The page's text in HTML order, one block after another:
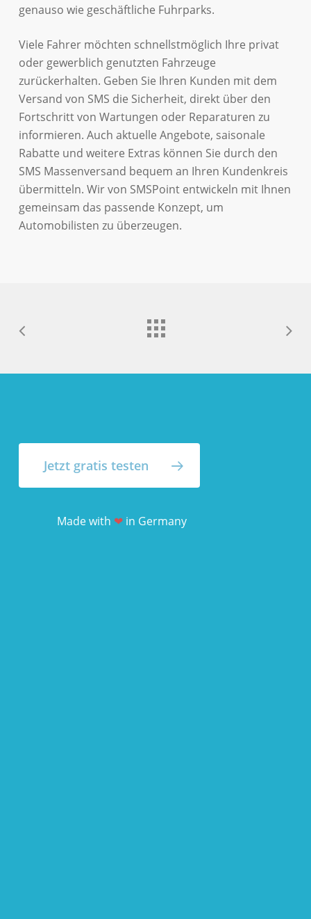
genauso wie geschäftliche Fuhrparks.
Viele Fahrer möchten schnellstmöglich Ihre privat
oder gewerblich genutzten Fahrzeuge
zurückerhalten. Geben Sie Ihren Kunden mit dem
Versand von SMS die Sicherheit, direkt über den
Fortschritt von Wartungen oder Reparaturen zu
informieren. Auch aktuelle Angebote, saisonale
Rabatte und weitere Extras können Sie durch den
SMS Massenversand bequem an Ihren Kundenkreis
übermitteln. Wir von SMSPoint entwickeln mit Ihnen
gemeinsam das passende Konzept, um
Automobilisten zu überzeugen.
Jetzt gratis testen
Made with ❤in Germany